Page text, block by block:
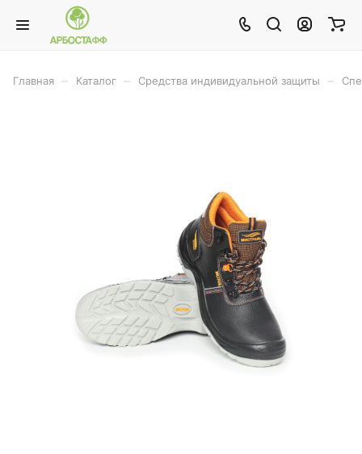
Главная Каталог Средства индивидуальной защиты